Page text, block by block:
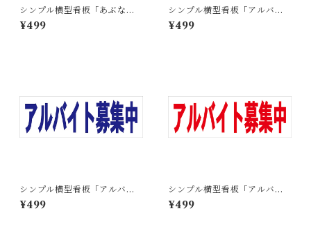
シンプル横型看板「あぶない
(赤)」【工場・現場】屋外可
¥499
シンプル横型看板「アルバイ
ト募集中(黒)」【工場・現場】
屋外可
¥499
シンプル横型看板「アルバイ
ト募集中(赤)」【工場・現場】
屋外可
¥499
シンプル横型看板「アルバイ
ト募集中(青)」【工場・現場】
屋外可
¥499